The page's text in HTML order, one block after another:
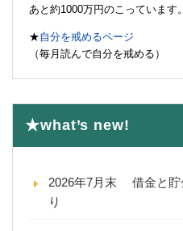
あと約1000万円のこっています。
★自分を戒めるページ
（毎月読んで自分を戒める）
★what’s new!
2026年7月末 借金と貯
り